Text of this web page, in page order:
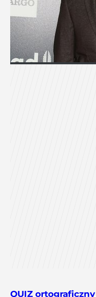
QUIZ ortograficzny